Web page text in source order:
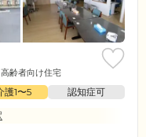
齢者向け住宅
護1〜5
認知症可